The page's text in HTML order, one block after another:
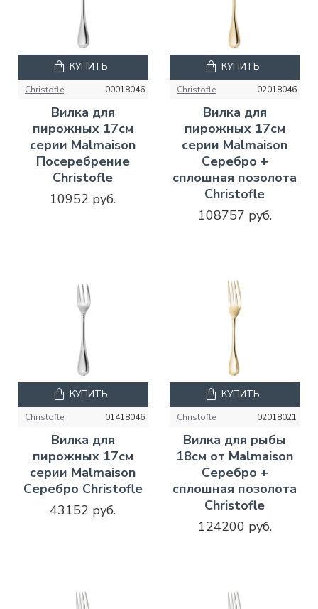
Christofle 00018046
Вилка для
пирожных 17см
серии Malmaison
Посеребрение
Christofle
10952 руб.
КУПИТЬ
Christofle 02018046
Вилка для
пирожных 17см
серии Malmaison
Серебро +
сплошная позолота
Christofle
108757 руб.
КУПИТЬ
Christofle 01418046
Вилка для
пирожных 17см
серии Malmaison
Серебро Christofle
43152 руб.
КУПИТЬ
Christofle 02018021
Вилка для рыбы
18см от Malmaison
Серебро +
сплошная позолота
Christofle
124200 руб.
КУПИТЬ